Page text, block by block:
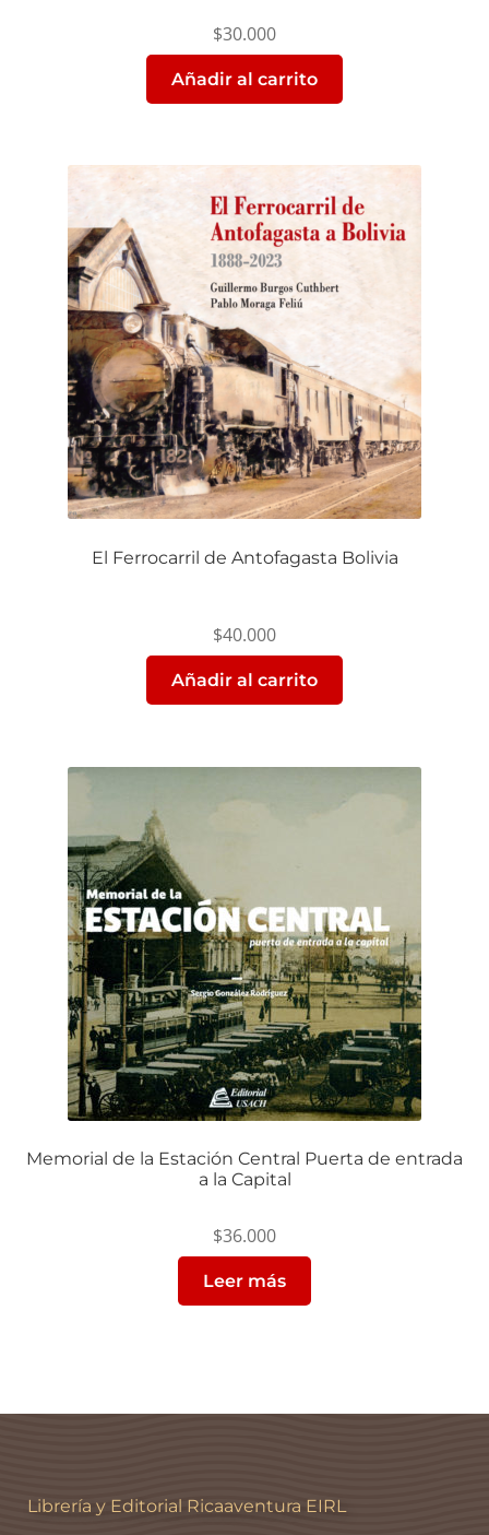
$30.000
Añadir al carrito
El Ferrocarril de Antofagasta Bolivia
$40.000
Añadir al carrito
Memorial de la Estación Central Puerta de entrada
a la Capital
$36.000
Leer más
Librería y Editorial Ricaaventura EIRL